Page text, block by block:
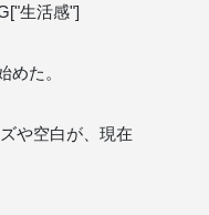
生活感"]
めた。
や空白が、現在